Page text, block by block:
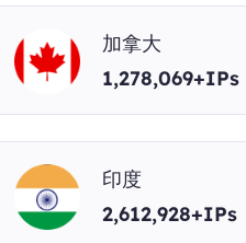
加拿大
1,278,069+IPs
印度
2,612,928+IPs